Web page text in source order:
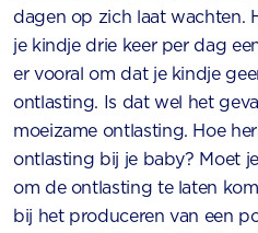
dagen op zich laat wachten.
je kindje drie keer per dag
er vooral om dat je kindje
ontlasting. Is dat wel het
moeizame ontlasting. Hoe
ontlasting bij je baby? Moet
om de ontlasting te laten
bij het produceren van een